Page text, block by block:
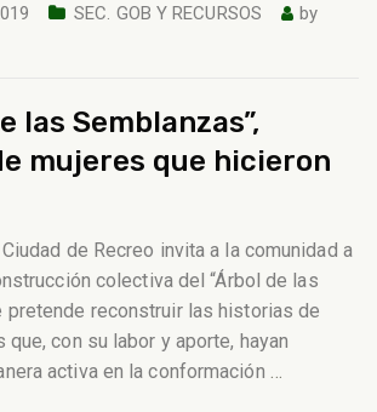
SEC. GOB Y RECURSOS
by
las Semblanzas”,
mujeres que hicieron
de Recreo invita a la comunidad a
colectiva del “Árbol de las
pretende reconstruir las historias de
con su labor y aporte, hayan
activa en la conformación …